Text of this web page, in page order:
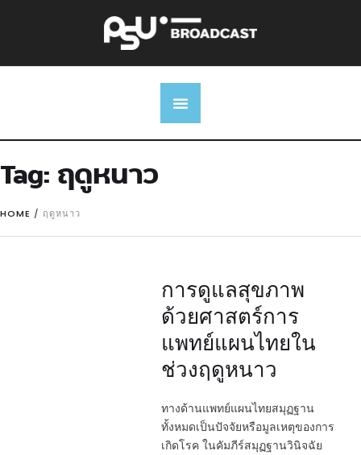
Tag: ฤดูหนาว
HOME / ฤดูหนาว
การดูแลสุขภาพ
ด้วยศาสตร์การ
แพทย์แผนไทยใน
ช่วงฤดูหนาว
ทางด้านแพทย์แผนไทยสมุฏฐาน
ทั้งหมดเป็นปัจจัยหรือมูลเหตุของการ
เกิดโรค ในคัมภีร์สมุฏฐานวินิจฉัย